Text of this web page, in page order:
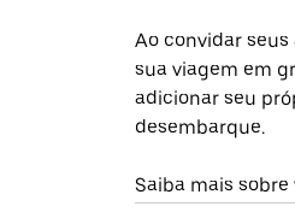
Ao convidar
sua viagem em
adicionar seu
desembarque.
Saiba mais